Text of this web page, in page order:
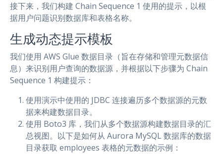
接下来，我们构建 Chain Sequence 1 使用的提示，以根
据用户问题识别数据库和表格名称。
生成动态提示模板
我们使用 AWS Glue 数据目录（旨在存储和管理元数据信
息）来识别用户查询的数据源，并根据以下步骤为 Chain
Sequence 1 构建提示：
使用演示中使用的 JDBC 连接遍历多个数据源的元数
据来构建数据目录。
使用 Boto3 库，我们从多个数据源构建数据目录的汇
总视图。以下是如何从 Aurora MySQL 数据库的数据
目录获取 employees 表格的元数据的示例：